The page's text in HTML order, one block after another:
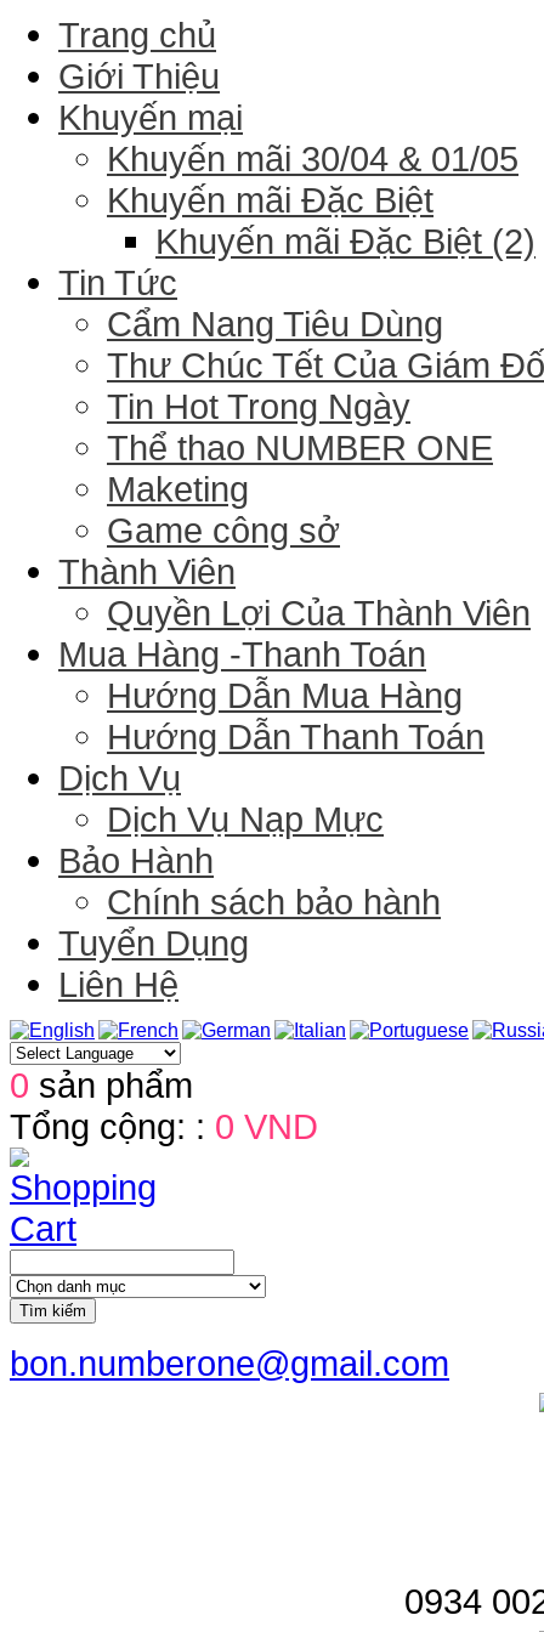
Trang chủ
Giới Thiệu
Khuyến mại
Khuyến mãi 30/04 & 01/05
Khuyến mãi Đặc Biệt
Khuyến mãi Đặc Biệt (2)
Tin Tức
Cẩm Nang Tiêu Dùng
Thư Chúc Tết Của Giám
Tin Hot Trong Ngày
Thể thao NUMBER ONE
Maketing
Game công sở
Thành Viên
Quyền Lợi Của Thành Viên
Mua Hàng -Thanh Toán
Hướng Dẫn Mua Hàng
Hướng Dẫn Thanh Toán
Dịch Vụ
Dịch Vụ Nạp Mực
Bảo Hành
Chính sách bảo hành
Tuyển Dụng
Liên Hệ
0 sản phẩm
Tổng cộng: : 0 VND
Tìm kiếm
bon.numberone@gmail.com
0934